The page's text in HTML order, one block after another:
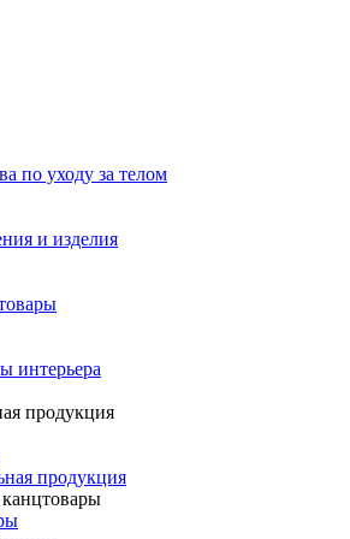
по уходу за телом
и изделия
интерьера
продукция
продукция